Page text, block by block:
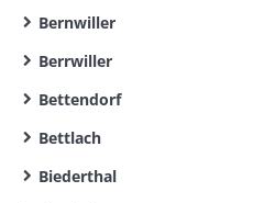
Bernwiller
Berrwiller
Bettendorf
Bettlach
Biederthal